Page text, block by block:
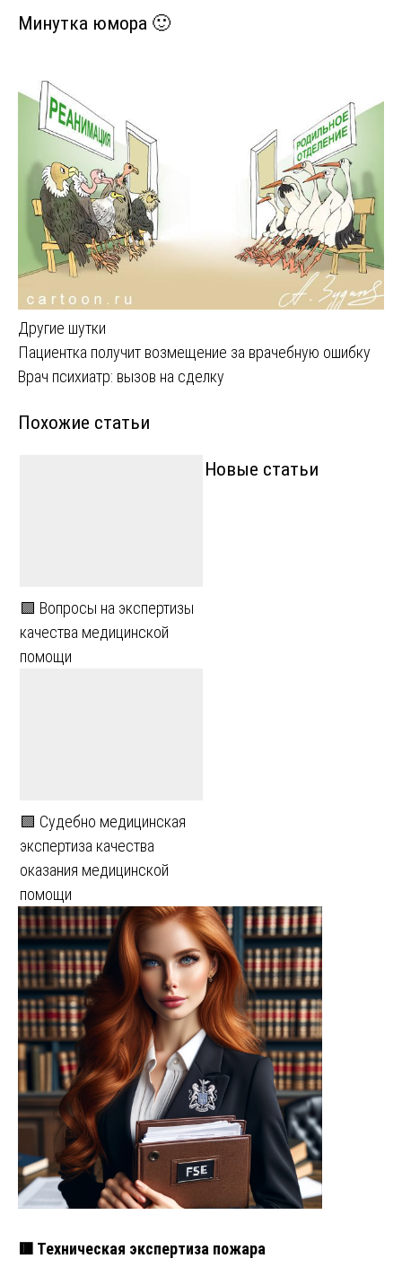
Минутка юмора 🙂
Другие шутки
Навигация
по
записям
Пациентка получит возмещение за врачебную ошибку
Врач психиатр: вызов на сделку
Похожие статьи
🟩 Вопросы на экспертизы
качества медицинской
помощи
🟩 Судебно медицинская
экспертиза качества
оказания медицинской
помощи
Новые статьи
🟥 Техническая экспертиза пожара